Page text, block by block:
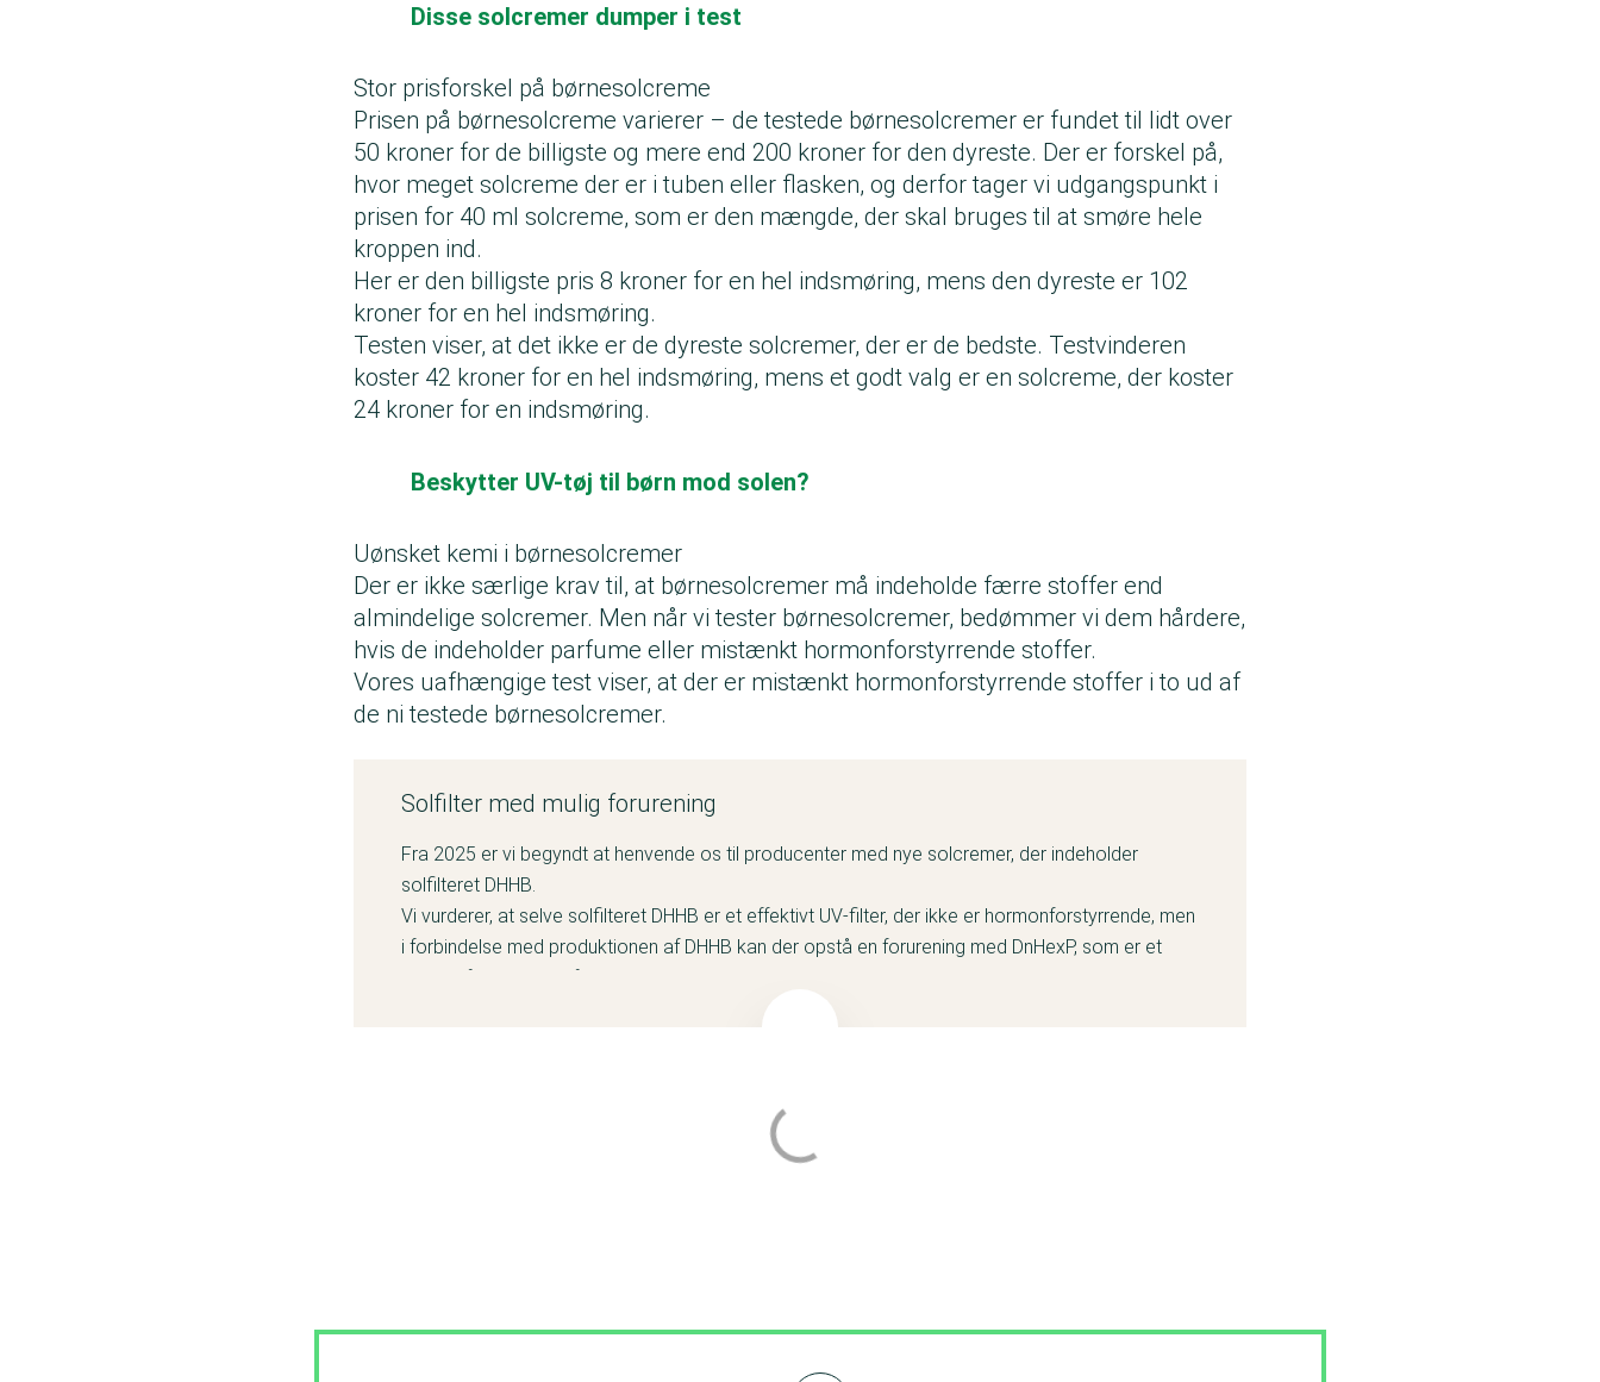
Disse solcremer dumper i test
Stor prisforskel på børnesolcreme
Prisen på børnesolcreme varierer – de testede børnesolcremer er fundet til lidt over
50 kroner for de billigste og mere end 200 kroner for den dyreste. Der er forskel på,
hvor meget solcreme der er i tuben eller flasken, og derfor tager vi udgangspunkt i
prisen for 40 ml solcreme, som er den mængde, der skal bruges til at smøre hele
kroppen ind.
Her er den billigste pris 8 kroner for en hel indsmøring, mens den dyreste er 102
kroner for en hel indsmøring.
Testen viser, at det ikke er de dyreste solcremer, der er de bedste. Testvinderen
koster 42 kroner for en hel indsmøring, mens et godt valg er en solcreme, der koster
24 kroner for en indsmøring.
Beskytter UV-tøj til børn mod solen?
Uønsket kemi i børnesolcremer
Der er ikke særlige krav til, at børnesolcremer må indeholde færre stoffer end
almindelige solcremer. Men når vi tester børnesolcremer, bedømmer vi dem hårdere,
hvis de indeholder parfume eller mistænkt hormonforstyrrende stoffer.
Vores uafhængige test viser, at der er mistænkt hormonforstyrrende stoffer i to ud af
de ni testede børnesolcremer.
Solfilter med mulig forurening
Fra 2025 er vi begyndt at henvende os til producenter med nye solcremer, der indeholder
solfilteret DHHB.
Vi vurderer, at selve solfilteret DHHB er et effektivt UV-filter, der ikke er hormonforstyrrende, men
i forbindelse med produktionen af DHHB kan der opstå en forurening med DnHexP, som er et
hormonforstyrrende ftalat.